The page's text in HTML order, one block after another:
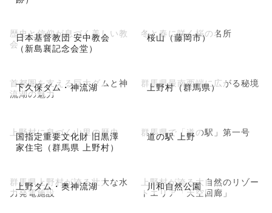
日本基督教団 安中教会
（新島襄記念会堂）
歴史と信仰が息づく美しい教
会
桜山（藤岡市）
冬と春に咲く桜の名所
下久保ダム・神流湖
首都圏を支える巨大ダムと神
流湖の魅力
上野村（群馬県）
群馬県最南西端に広がる秘境
国指定重要文化財 旧黒澤
家住宅（群馬県 上野村）
上野村に息づく山里の歴史 道の駅 上野
群馬県で「道の駅」第一号
上野ダム・奥神流湖
群馬県上野村が誇る壮大な水
力発電施設
川和自然公園
上野村が誇る大自然のリゾー
トエリア「天空回廊」